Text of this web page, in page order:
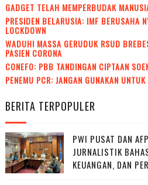
GADGET TELAH MEMPERBUDAK
PRESIDEN BELARUSIA: IMF BERUSAHA
LOCKDOWN
WADUH! MASSA GERUDUK RSUD
PASIEN CORONA
CONEFO: PBB TANDINGAN CIPTAAN
PENEMU PCR: JANGAN GUNAKAN
BERITA TERPOPULER
PWI PUSAT DAN
JURNALISTIK
KEUANGAN, DAN